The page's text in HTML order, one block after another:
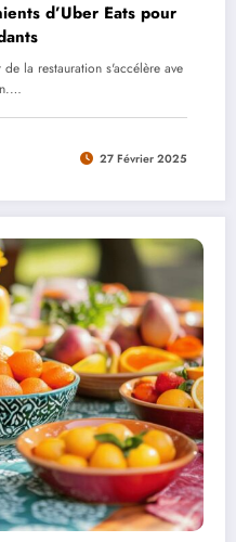
d’Uber Eats pour
la restauration s'accélère ave
27 Février 2025